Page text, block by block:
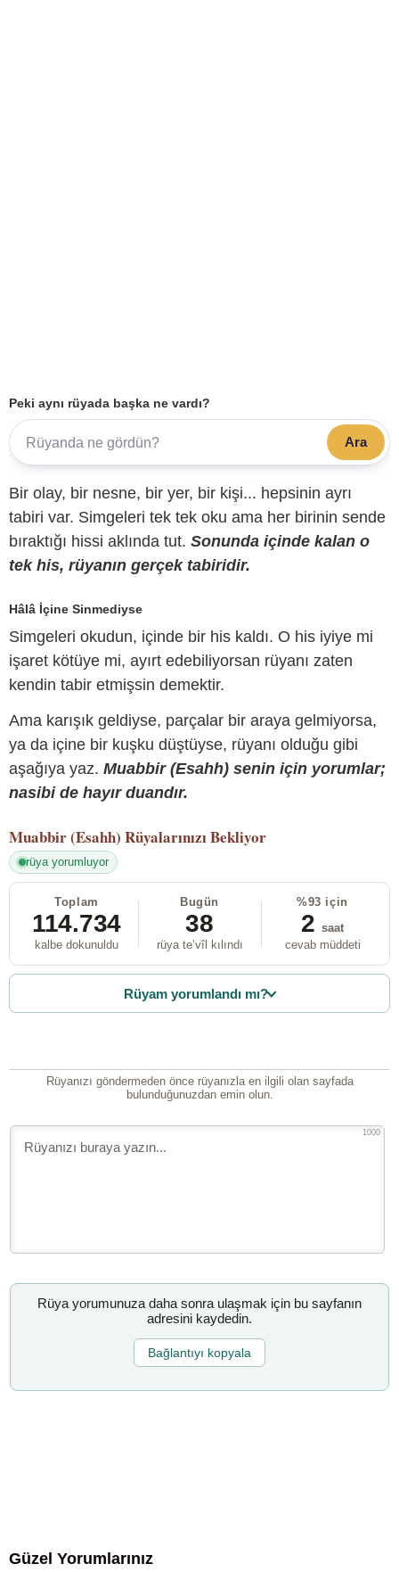
Peki aynı rüyada başka ne vardı?
Ara
Bir olay, bir nesne, bir yer, bir kişi... hepsinin ayrı
tabiri var. Simgeleri tek tek oku ama her birinin sende
bıraktığı hissi aklında tut. Sonunda içinde kalan o
tek his, rüyanın gerçek tabiridir.
Hâlâ İçine Sinmediyse
Simgeleri okudun, içinde bir his kaldı. O his iyiye mi
işaret kötüye mi, ayırt edebiliyorsan rüyanı zaten
kendin tabir etmişsin demektir.
Ama karışık geldiyse, parçalar bir araya gelmiyorsa,
ya da içine bir kuşku düştüyse, rüyanı olduğu gibi
aşağıya yaz. Muabbir (Esahh) senin için yorumlar;
nasibi de hayır duandır.
Muabbir (Esahh) Rüyalarınızı Bekliyor
rüya yorumluyor
Toplam
114.734
kalbe dokunuldu
Bugün
38
rüya te’vîl kılındı
%93 için
2 saat
cevab müddeti
Rüyam yorumlandı mı?
Rüyanızı göndermeden önce rüyanızla en ilgili olan sayfada
bulunduğunuzdan emin olun.
1000
Rüya yorumunuza daha sonra ulaşmak için bu sayfanın
adresini kaydedin.
Bağlantıyı kopyala
Güzel Yorumlarınız